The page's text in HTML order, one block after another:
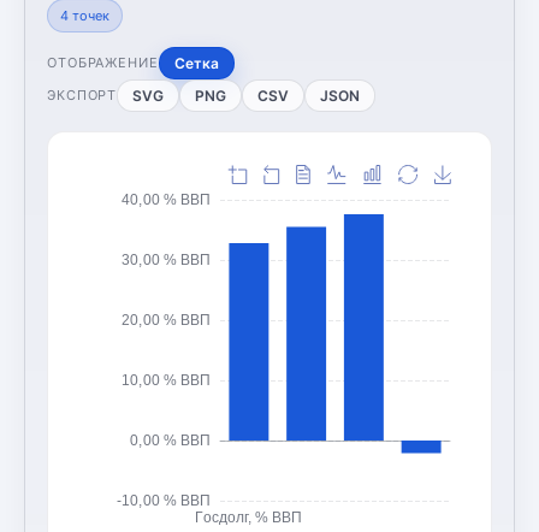
4 точек
ОТОБРАЖЕНИЕ Сетка
ЭКСПОРТ SVG PNG CSV JSON
-10,00 % ВВП
0,00 % ВВП
10,00 % ВВП
20,00 % ВВП
30,00 % ВВП
40,00 % ВВП
Госдолг, % ВВП